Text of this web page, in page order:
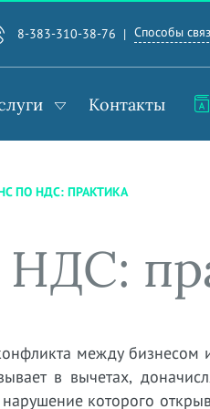
8-383-310-38-76 Способы
Контакты
ПО НДС: ПРАКТИКА
между бизнесом
в вычетах,
которого